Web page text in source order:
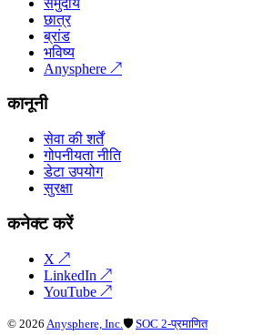
छात्र
ब्रांड
भविष्य
Anysphere ↗
कानूनी
सेवा की शर्तें
गोपनीयता नीति
डेटा उपयोग
सुरक्षा
कनेक्ट करें
X ↗
LinkedIn ↗
YouTube ↗
© 2026 Anysphere, Inc. 🛡 SOC 2-प्रमाणित